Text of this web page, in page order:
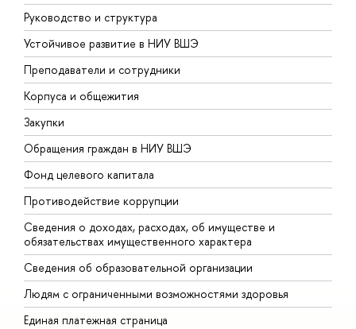
Руководство и структура
Устойчивое развитие в НИУ ВШЭ
Преподаватели и сотрудники
Корпуса и общежития
Закупки
Обращения граждан в НИУ ВШЭ
Фонд целевого капитала
Противодействие коррупции
Сведения о доходах, расходах, об имуществе и
обязательствах имущественного характера
Сведения об образовательной организации
Людям с ограниченными возможностями здоровья
Единая платежная страница